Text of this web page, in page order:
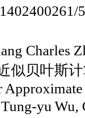
Charles
似贝叶斯
yu Wu,